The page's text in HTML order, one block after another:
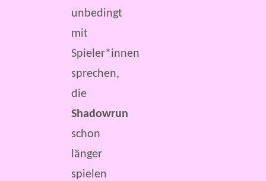
unbedingt
mit
Spieler*innen
sprechen,
die
Shadowrun
schon
länger
spielen